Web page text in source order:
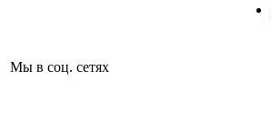
Мы в соц. сетях